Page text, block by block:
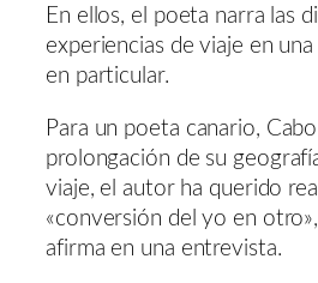
En ellos, el poeta narra las
experiencias de viaje en
en particular.
Para un poeta canario,
prolongación de su
viaje, el autor ha querido
«conversión del yo en
afirma en una entrevista.